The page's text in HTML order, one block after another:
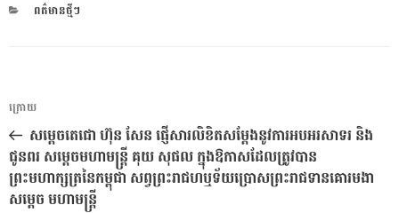
CATEGORIES
ពត៌មានថ្មីៗ
ការ​
នាំទិស​
ប្រកាស
អត្ថបទ
មុន
ក្រោយ
សម្ដេចតេជោ ហ៊ុន សែន ផ្ញើសារលិខិតសម្ដែងនូវការអបអរសាទរ និង
ជូនពរ សម្តេចមហាមន្ត្រី គុយ សុផល ក្នុងឱកាសដែលត្រូវបាន
ព្រះមហាក្សត្រនៃកម្ពុជា សព្វព្រះរាជហឬទ័យប្រោសព្រះរាជទានគោរមងា
សម្ដេច មហាមន្រ្តី